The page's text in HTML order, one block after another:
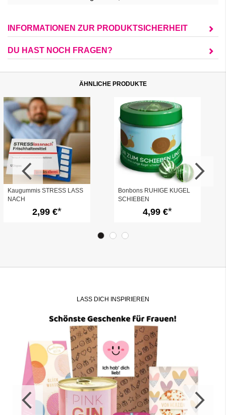
INFORMATIONEN ZUR PRODUKTSICHERHEIT
DU HAST NOCH FRAGEN?
ÄHNLICHE PRODUKTE
Kaugummis STRESS LASS
NACH
2,99 €
Bonbons RUHIGE KUGEL
SCHIEBEN
4,99 €
LASS DICH INSPIRIEREN